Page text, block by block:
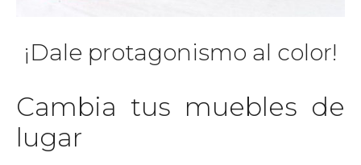
¡Dale protagonismo al color!
Cambia tus muebles de
lugar